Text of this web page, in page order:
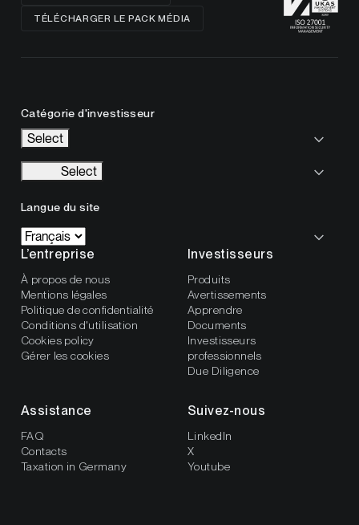
TÉLÉCHARGER LE PACK MÉDIA
Catégorie d'investisseur
Select
Select
Langue du site
L’entreprise
À propos de nous
Mentions légales
Politique de confidentialité
Conditions d'utilisation
Cookies policy
Gérer les cookies
Investisseurs
Produits
Avertissements
Apprendre
Documents
Investisseurs
professionnels
Due Diligence
Assistance
FAQ
Contacts
Taxation in Germany
Suivez-nous
LinkedIn
X
Youtube